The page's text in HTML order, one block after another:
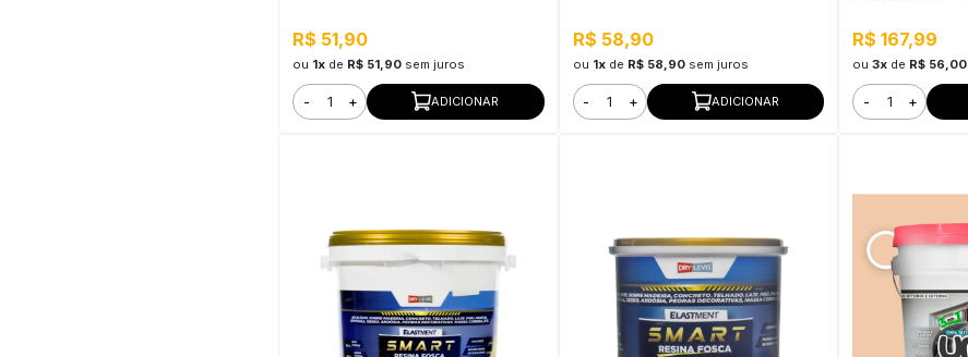
R$ 51,90
ou 1x de R$ 51,90 sem juros
- + ADICIONAR
R$ 58,90
ou 1xde R$ 58,90 sem juros
- + ADICIONAR
R$ 167,99
ou 3x de R$ 56,00
- +